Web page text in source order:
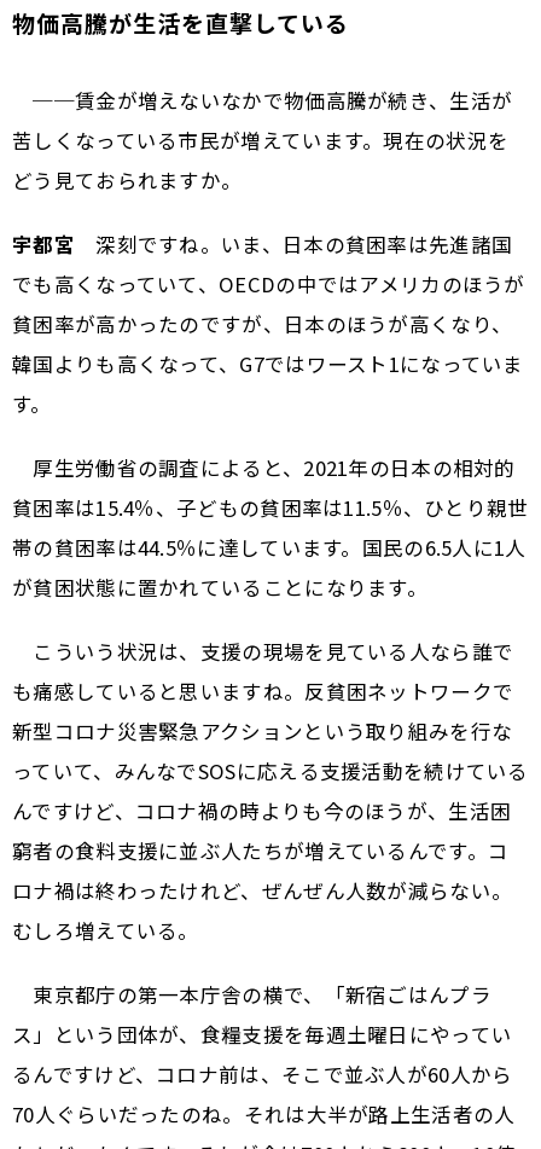
物価高騰が生活を直撃している
──賃金が増えないなかで物価高騰が続き、生活が
苦しくなっている市民が増えています。現在の状況を
どう見ておられますか。
宇都宮 深刻ですね。いま、日本の貧困率は先進諸国
でも高くなっていて、OECDの中ではアメリカのほうが
貧困率が高かったのですが、日本のほうが高くなり、
韓国よりも高くなって、G7ではワースト1になっていま
す。
厚生労働省の調査によると、2021年の日本の相対的
貧困率は15.4％、子どもの貧困率は11.5％、ひとり親世
帯の貧困率は44.5％に達しています。国民の6.5人に1人
が貧困状態に置かれていることになります。
こういう状況は、支援の現場を見ている人なら誰で
も痛感していると思いますね。反貧困ネットワークで
新型コロナ災害緊急アクションという取り組みを行な
っていて、みんなでSOSに応える支援活動を続けている
んですけど、コロナ禍の時よりも今のほうが、生活困
窮者の食料支援に並ぶ人たちが増えているんです。コ
ロナ禍は終わったけれど、ぜんぜん人数が減らない。
むしろ増えている。
東京都庁の第一本庁舎の横で、「新宿ごはんプラ
ス」という団体が、食糧支援を毎週土曜日にやってい
るんですけど、コロナ前は、そこで並ぶ人が60人から
70人ぐらいだったのね。それは大半が路上生活者の人